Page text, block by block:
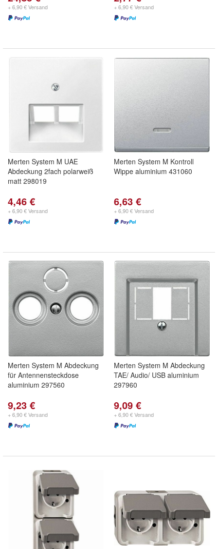
+ 6,90 € Versand + 6,90 € Versand
Merten System M UAE
Abdeckung 2fach polarweiß
matt 298019
4,46 €
+ 6,90 € Versand
Merten System M Kontroll
Wippe aluminium 431060
6,63 €
+ 6,90 € Versand
Merten System M Abdeckung
für Antennensteckdose
aluminium 297560
9,23 €
+ 6,90 € Versand
Merten System M Abdeckung
TAE/ Audio/ USB aluminium
297960
9,09 €
+ 6,90 € Versand